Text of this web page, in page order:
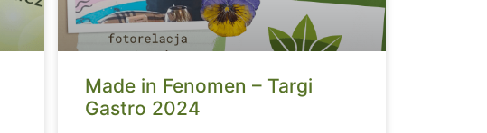
Made in Fenomen – Targi
Gastro 2024